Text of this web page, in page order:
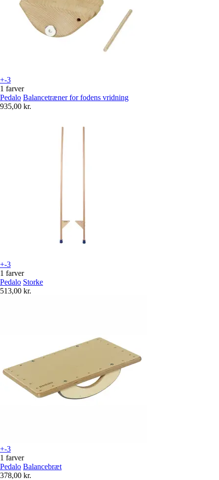
+-3
1 farver
Pedalo Balancetræner for fodens vridning
935,00 kr.
+-3
1 farver
Pedalo Storke
513,00 kr.
+-3
1 farver
Pedalo Balancebræt
378,00 kr.